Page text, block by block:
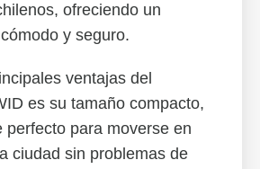
ofreciendo un
y seguro.
ventajas del
es su tamaño compacto,
perfecto para moverse en
ciudad sin problemas de